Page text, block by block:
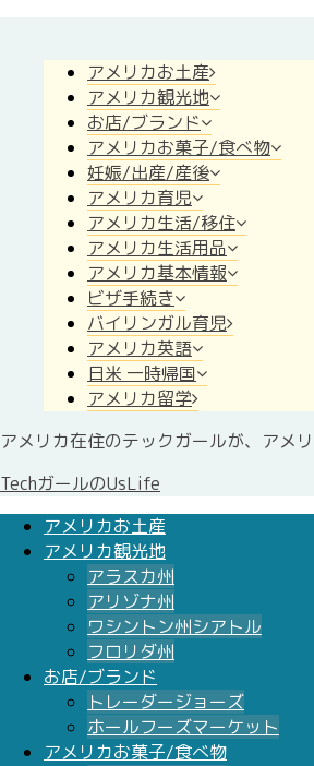
アメリカお土産
アメリカ観光地
お店/ブランド
アメリカお菓子/食べ物
妊娠/出産/産後
アメリカ育児
アメリカ生活/移住
アメリカ生活用品
アメリカ基本情報
ビザ手続き
バイリンガル育児
アメリカ英語
日米 一時帰国
アメリカ留学
アメリカ在住のテックガールが、アメ
TechガールのUsLife
アメリカお土産
アメリカ観光地
アラスカ州
アリゾナ州
ワシントン州シアトル
フロリダ州
お店/ブランド
トレーダージョーズ
ホールフーズマーケット
アメリカお菓子/食べ物